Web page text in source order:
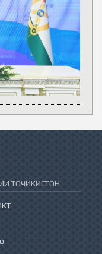
ТОҶИКИСТОН